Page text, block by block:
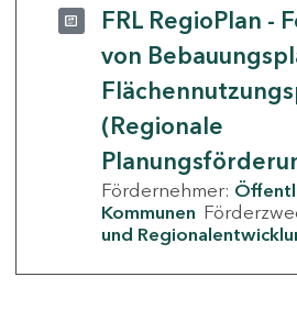
FRL RegioPlan -
von
(Regionale
Fördernehmer:
Kommunen
und